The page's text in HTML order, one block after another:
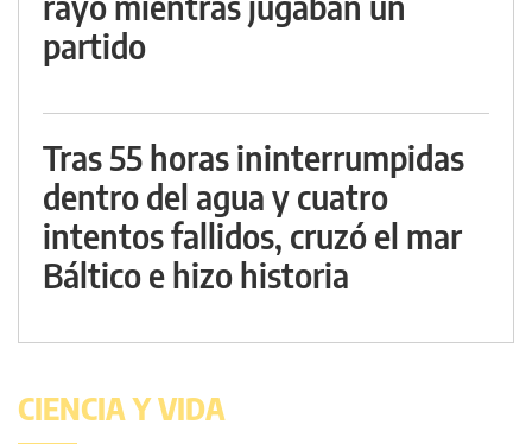
partido
Tras 55 horas ininterrumpidas
dentro del agua y cuatro
intentos fallidos, cruzó el mar
Báltico e hizo historia
CIENCIA Y VIDA